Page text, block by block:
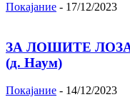
Покајание - 17/12/2023
ЗА ЛОШИТЕ
(д. Наум)
Покајание - 14/12/2023